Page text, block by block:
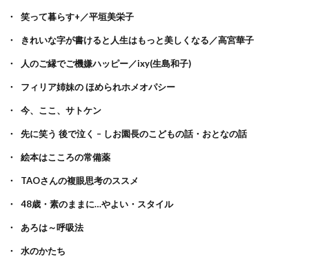
笑って暮らす+／平垣美栄子
きれいな字が書けると人生はもっと美しくなる／高宮華子
人のご縁でご機嫌ハッピー／ixy(生島和子)
フィリア姉妹の ほめられホメオパシー
今、ここ、サトケン
先に笑う 後で泣く – しお園長のこどもの話・おとなの話
絵本はこころの常備薬
TAOさんの複眼思考のススメ
48歳・素のままに…やよい・スタイル
あろは～呼吸法
水のかたち